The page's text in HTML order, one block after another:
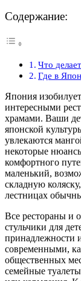
Содержание:
Что
Где в
Япония
интересными
храмами. Ваши
японской
увлекаются
некоторые
комфортного
маленький,
складную
лестницах
Все рестораны и
стульчики для
принадлежности
современными,
общественных
семейные